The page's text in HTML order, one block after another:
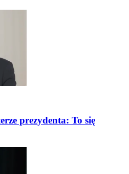
prezydenta: To się